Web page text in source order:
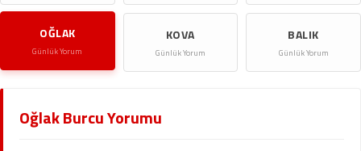
OĞLAK KOVA BALIK
Oğlak Burcu Yorumu